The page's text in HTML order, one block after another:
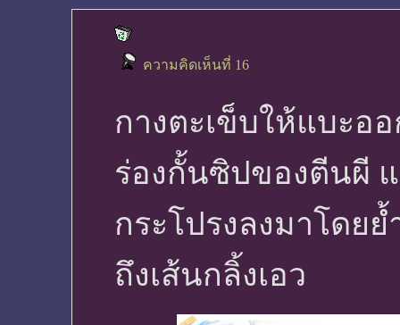
ความคิดเห็นที่ 16
กางตะเข็บให้แบะอ
ร่องกั้นซิปของตีนผี
กระโปรงลงมาโดย
ถึงเส้นกลิ้งเอว